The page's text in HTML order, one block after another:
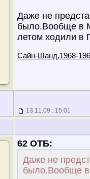
Даже не
было.Вообще в
летом ходили в
Сайн-Шанд,1968-
13.11.09 : 15:01
62 ОТБ:
Даже не
было.Вообще